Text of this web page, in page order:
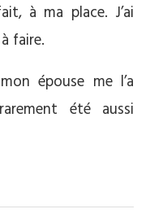
à ma place. J’ai
faire.
épouse me l’a
été aussi